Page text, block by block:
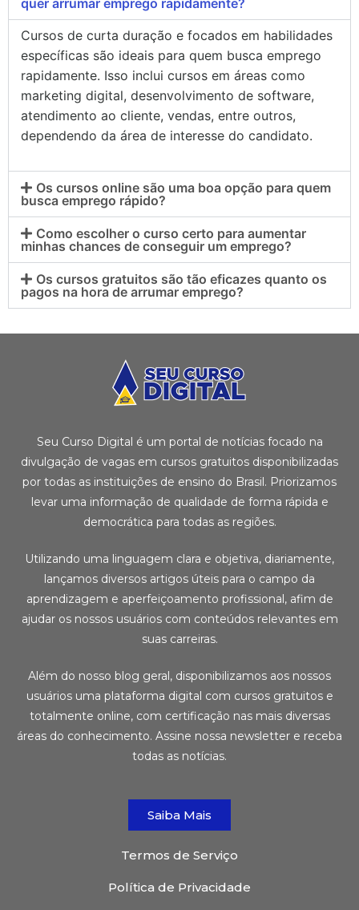
quer arrumar emprego rapidamente?
Cursos de curta duração e focados em habilidades
específicas são ideais para quem busca emprego
rapidamente. Isso inclui cursos em áreas como
marketing digital, desenvolvimento de software,
atendimento ao cliente, vendas, entre outros,
dependendo da área de interesse do candidato.
Os cursos online são uma boa opção para quem
busca emprego rápido?
Como escolher o curso certo para aumentar
minhas chances de conseguir um emprego?
Os cursos gratuitos são tão eficazes quanto os
pagos na hora de arrumar emprego?
Seu Curso Digital é um portal de notícias focado na
divulgação de vagas em cursos gratuitos disponibilizadas
por todas as instituições de ensino do Brasil. Priorizamos
levar uma informação de qualidade de forma rápida e
democrática para todas as regiões.
Utilizando uma linguagem clara e objetiva, diariamente,
lançamos diversos artigos úteis para o campo da
aprendizagem e aperfeiçoamento profissional, afim de
ajudar os nossos usuários com conteúdos relevantes em
suas carreiras.
Além do nosso blog geral, disponibilizamos aos nossos
usuários uma plataforma digital com cursos gratuitos e
totalmente online, com certificação nas mais diversas
áreas do conhecimento. Assine nossa newsletter e receba
todas as notícias.
Saiba Mais
Termos de Serviço
Política de Privacidade